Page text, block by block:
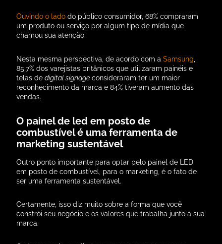
Ouvindo o lado do público consumidor, 68% compraram
um produto ou serviço por algum tipo de mídia que
chamou sua atenção.
Nesta mesma perspectiva, de acordo com aSamsung
85,7% dos varejistas britânicos que utilizaram painéis e
telas dedigital signage consideraram ter um maior
reconhecimento da marca e 84% tiveram aumento das
vendas.
O painel de led em posto de
combustível é uma ferramenta de
marketing sustentável
Outro ponto importante para optar pelo painel de LED
em posto de combustível, para o marketing, é o fato de
ser uma ferramenta sustentável.
Certamente, isso diz muito sobre a forma que você
constrói seu negócio e os valores que trabalha junto à sua
marca.